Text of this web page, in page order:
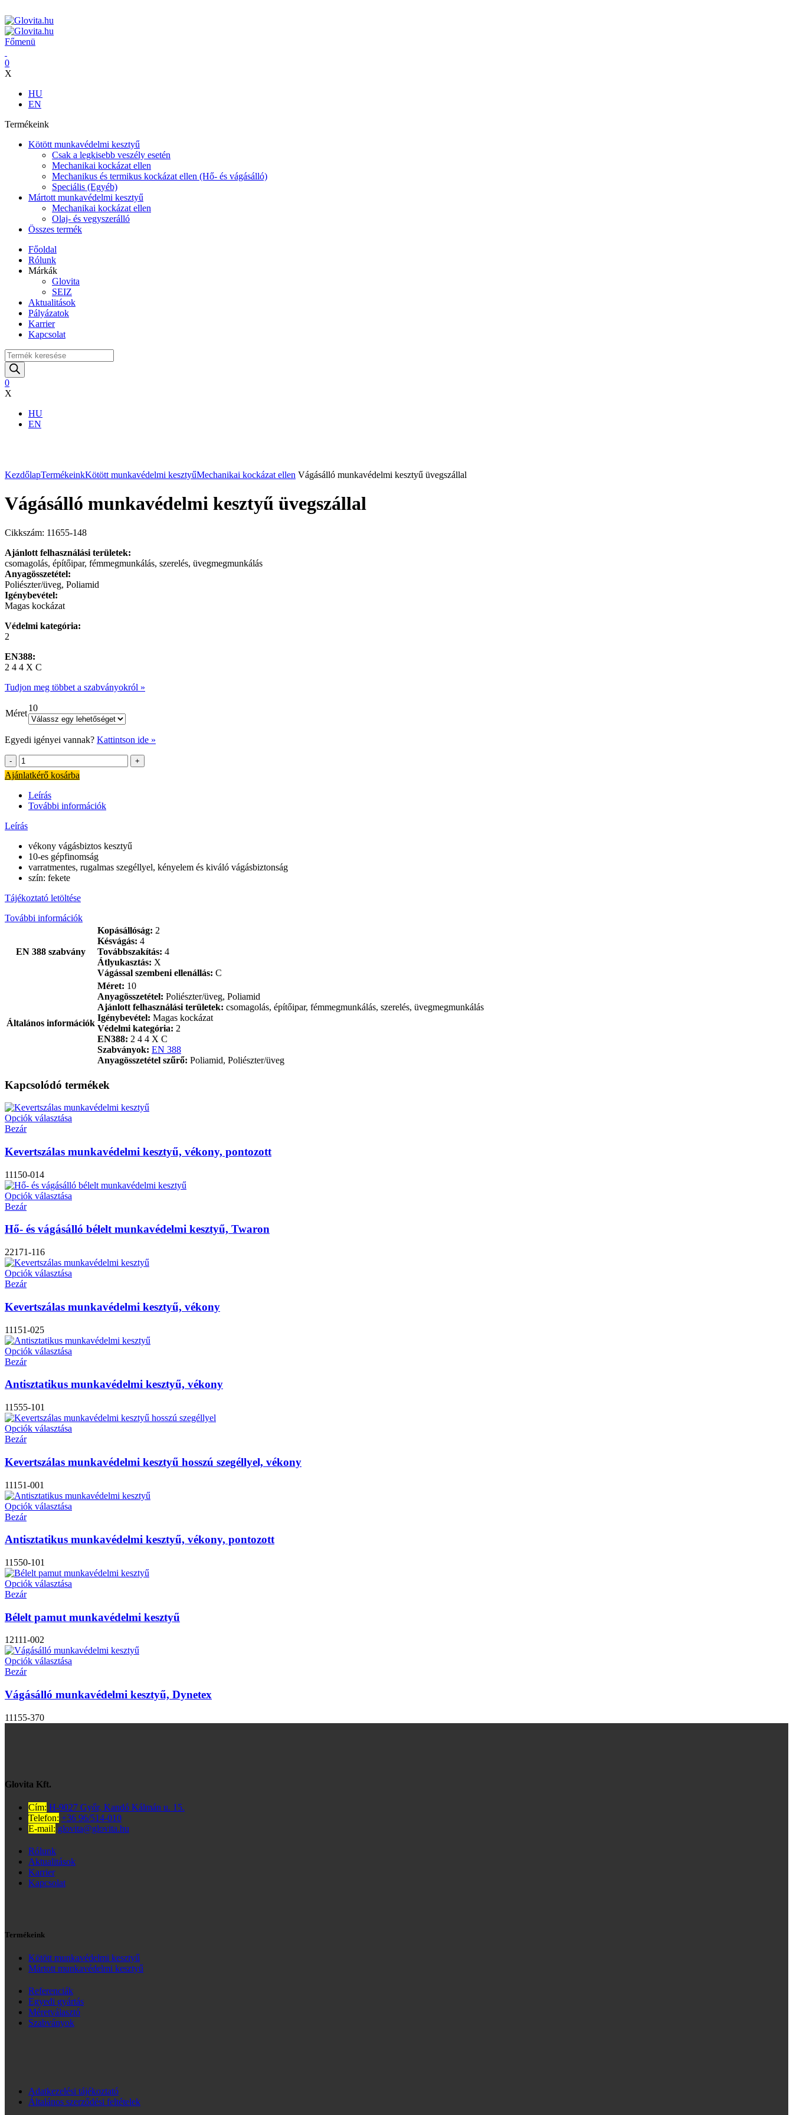
Főmenü
0
X
HU
EN
Termékeink
Kötött munkavédelmi kesztyű
Csak a legkisebb veszély esetén
Mechanikai kockázat ellen
Mechanikus és termikus kockázat ellen (Hő- és vágásálló)
Speciális (Egyéb)
Mártott munkavédelmi kesztyű
Mechanikai kockázat ellen
Olaj- és vegyszerálló
Összes termék
Főoldal
Rólunk
Márkák
Glovita
SEIZ
Aktualitások
Pályázatok
Karrier
Kapcsolat
Products
search
0
X
HU
EN
KezdőlapTermékeinkKötött munkavédelmi kesztyűMechanikai kockázat ellen Vágásálló munkavédelmi kesztyű üvegszállal
Vágásálló munkavédelmi kesztyű üvegszállal
Cikkszám: 11655-148
Ajánlott felhasználási területek:
csomagolás, építőipar, fémmegmunkálás, szerelés, üvegmegmunkálás
Anyagösszetétel:
Poliészter/üveg, Poliamid
Igénybevétel:
Magas kockázat
Védelmi kategória:
2
EN388:
2 4 4 X C
Tudjon meg többet a szabványokról »
Méret
10
Egyedi igényei vannak? Kattintson ide »
Vágásálló
munkavédelmi
kesztyű
üvegszállal
mennyiség
Ajánlatkérő kosárba
Leírás
További információk
Leírás
vékony vágásbiztos kesztyű
10-es gépfinomság
varratmentes, rugalmas szegéllyel, kényelem és kiváló vágásbiztonság
szín: fekete
Tájékoztató letöltése
További információk
EN 388 szabvány
Kopásállóság: 2
Késvágás: 4
Továbbszakítás: 4
Átlyukasztás: X
Vágással szembeni ellenállás: C
Általános információk
Méret: 10
Anyagösszetétel: Poliészter/üveg, Poliamid
Ajánlott felhasználási területek: csomagolás, építőipar, fémmegmunkálás, szerelés, üvegmegmunkálás
Igénybevétel: Magas kockázat
Védelmi kategória: 2
EN388: 2 4 4 X C
Szabványok: EN 388
Anyagösszetétel szűrő: Poliamid, Poliészter/üveg
Kapcsolódó termékek
Opciók választása
Bezár
Kevertszálas munkavédelmi kesztyű, vékony, pontozott
11150-014
Opciók választása
Bezár
Hő- és vágásálló bélelt munkavédelmi kesztyű, Twaron
22171-116
Opciók választása
Bezár
Kevertszálas munkavédelmi kesztyű, vékony
11151-025
Opciók választása
Bezár
Antisztatikus munkavédelmi kesztyű, vékony
11555-101
Opciók választása
Bezár
Kevertszálas munkavédelmi kesztyű hosszú szegéllyel, vékony
11151-001
Opciók választása
Bezár
Antisztatikus munkavédelmi kesztyű, vékony, pontozott
11550-101
Opciók választása
Bezár
Bélelt pamut munkavédelmi kesztyű
12111-002
Opciók választása
Bezár
Vágásálló munkavédelmi kesztyű, Dynetex
11155-370
Glovita Kft.
Cím: H-9027 Győr, Kandó Kálmán u. 15.
Telefon: +36 96/514-010
E-mail: glovita@glovita.hu
Rólunk
Aktualitások
Karrier
Kapcsolat
Termékeink
Kötött munkavédelmi kesztyű
Mártott munkavédelmi kesztyű
Referenciák
Egyedi gyártás
Méretválasztó
Szabványok
Adatkezelési tájékoztató
Általános szerződési feltételek